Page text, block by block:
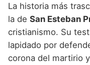
La historia más
la de San Esteban
cristianismo. Su
lapidado por
corona del martirio